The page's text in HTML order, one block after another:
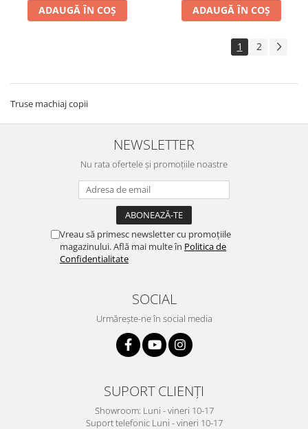
ADAUGĂ ÎN COȘ ADAUGĂ ÎN COȘ
1 2
Truse machiaj copii
NEWSLETTER
Nu rata ofertele și promoțiile noastre
Vreau să primesc newsletter cu promoțiile
magazinului. Află mai multe în Politica de
Confidentialitate
SOCIAL
Urmărește-ne în social media
SUPORT CLIENȚI
Showroom: Luni - vineri 10-17
Suport telefonic Luni - vineri 10-17